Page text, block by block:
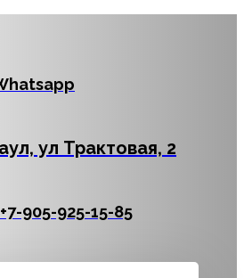
ул Трактовая, 2
‪+7-905-925-15-85